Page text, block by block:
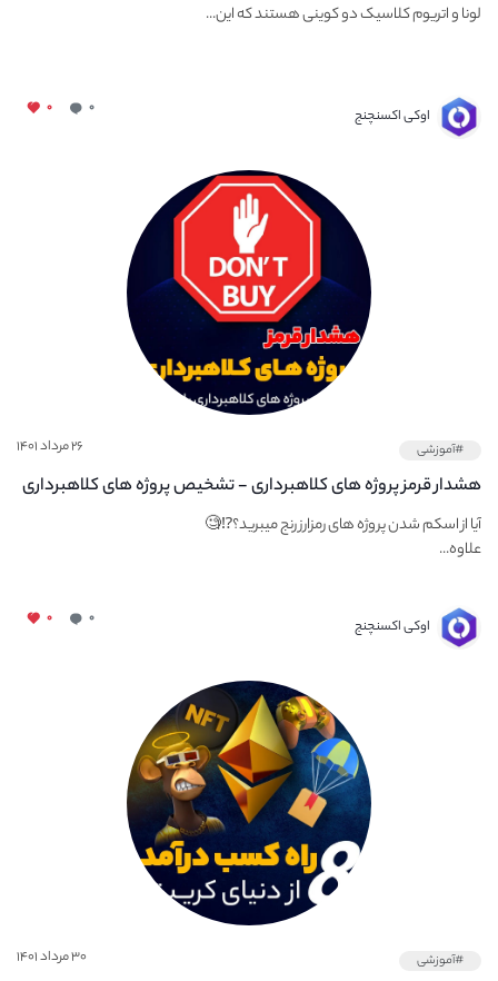
لونا و اتریوم کلاسیک دو کوینی هستند که این...
اوکی اکسنچنج ۰ ۰
#آموزشی ۲۶ مرداد ۱۴۰۱
هشدار قرمز پروژه های کلاهبرداری - تشخیص پروژه های کلاهبرداری
آیا از اسکم شدن پروژه های رمزارز رنج میبرید؟⁉️🧐
علاوه...
اوکی اکسنچنج ۰ ۰
#آموزشی ۳۰ مرداد ۱۴۰۱